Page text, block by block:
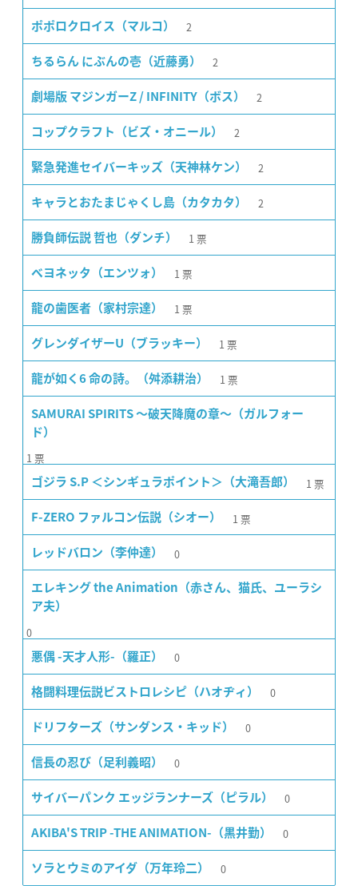
ポポロクロイス（マルコ） 2
ちるらん にぶんの壱（近藤勇） 2
劇場版 マジンガーZ / INFINITY（ボス） 2
コップクラフト（ビズ・オニール） 2
緊急発進セイバーキッズ（天神林ケン） 2
キャラとおたまじゃくし島（カタカタ） 2
勝負師伝説 哲也（ダンチ） 1 票
ベヨネッタ（エンツォ） 1 票
龍の歯医者（家村宗達） 1 票
グレンダイザーU（ブラッキー） 1 票
龍が如く6 命の詩。（舛添耕治） 1 票
SAMURAI SPIRITS 〜破天降魔の章〜（ガルフォー
ド）
1 票
ゴジラ S.P ＜シンギュラポイント＞（大滝吾郎） 1 票
F-ZERO ファルコン伝説（シオー） 1 票
レッドバロン（李仲達） 0
エレキング the Animation（赤さん、猫氏、ユーラシ
ア夫）
0
悪偶 -天才人形-（羅正） 0
格闘料理伝説ビストロレシピ（ハオヂィ） 0
ドリフターズ（サンダンス・キッド） 0
信長の忍び（足利義昭） 0
サイバーパンク エッジランナーズ（ピラル） 0
AKIBA'S TRIP -THE ANIMATION-（黒井勤） 0
ソラとウミのアイダ（万年玲二） 0